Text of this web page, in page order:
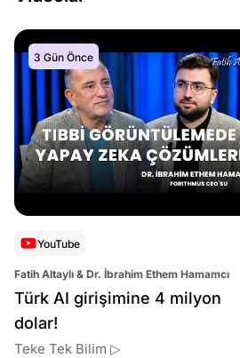
3 Gün Önce
YouTube
Fatih Altaylı & Dr. İbrahim Ethem Hamamcı
Türk AI girişimine 4 milyon
dolar!
Teke Tek Bilim ▷